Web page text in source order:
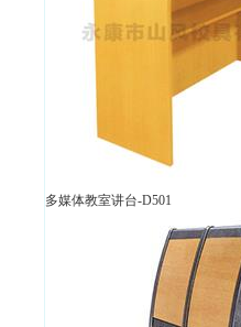
多媒体教室讲台-D501